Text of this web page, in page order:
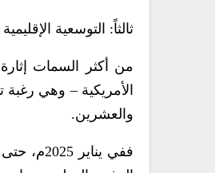
ثالثاً: التوسعية
من أكثر السمات
الأمريكية – وهي رغبة
والعشرين.
ففي